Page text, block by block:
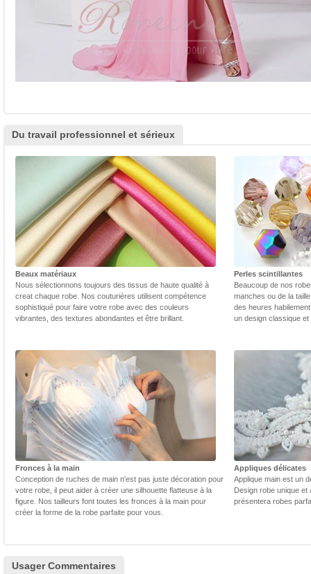
Du travail professionnel et sérieux
Beaux matériaux
Nous sélectionnons toujours des tissus de haute qualité à
creat chaque robe. Nos couturières utilisent compétence
sophistiqué pour faire votre robe avec des couleurs
vibrantes, des textures abondantes et être brillant.
Perles scintillantes
Beaucoup de nos
manches ou de la
des heures
un design classique
Fronces à la main
Conception de ruches de main n'est pas juste décoration pour
votre robe, il peut aider à créer une silhouette flatteuse à la
figure. Nos tailleurs font toutes les fronces à la main pour
créer la forme de la robe parfaite pour vous.
Appliques délicates
Applique main est un
Design robe unique
présentera robes
Usager Commentaires